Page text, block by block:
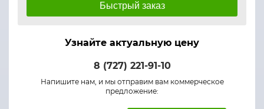
Быстрый заказ
Узнайте актуальную цену
8 (727) 221-91-10
Напишите нам, и мы отправим вам коммерческое
предложение: